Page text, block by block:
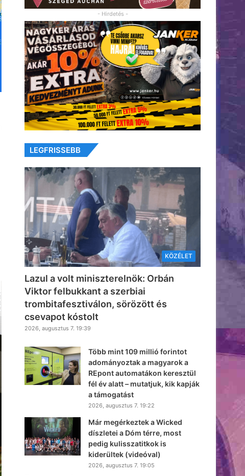
- Hirdetés -
LEGFRISSEBB
KÖZÉLET
Lazul a volt miniszterelnök: Orbán
Viktor felbukkant a szerbiai
trombitafesztiválon, sörözött és
csevapot kóstolt
2026, augusztus 7. 19:39
Több mint 109 millió forintot
adományoztak a magyarok a
REpont automatákon keresztül
fél év alatt – mutatjuk, kik kapják
a támogatást
2026, augusztus 7. 19:22
Már megérkeztek a Wicked
díszletei a Dóm térre, most
pedig kulisszatitkok is
kiderültek (videóval)
2026, augusztus 7. 19:05